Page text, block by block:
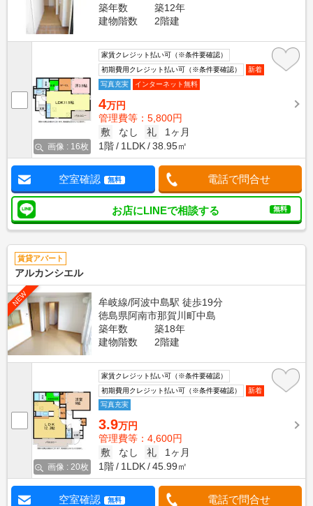
築年数
築12年
建物階数
2階建
画像 : 16枚
家賃クレジット払い可（※条件要確認）
初期費用クレジット払い可（※条件要確認）
新着
写真充実
インターネット無料
4万円
管理費等：5,800円
敷
なし 礼
1ヶ月
1階
1LDK 38.95㎡
空室確認 無料 電話で問合せ
お店にLINEで相談する 無料
賃貸アパート
アルカンシエル
NEW
牟岐線/阿波中島駅 徒歩19分
徳島県阿南市那賀川町中島
築年数
築18年
建物階数
2階建
画像 : 20枚
家賃クレジット払い可（※条件要確認）
初期費用クレジット払い可（※条件要確認）
新着
写真充実
3.9万円
管理費等：4,600円
敷
なし 礼
1ヶ月
1階
1LDK 45.99㎡
空室確認 無料 電話で問合せ